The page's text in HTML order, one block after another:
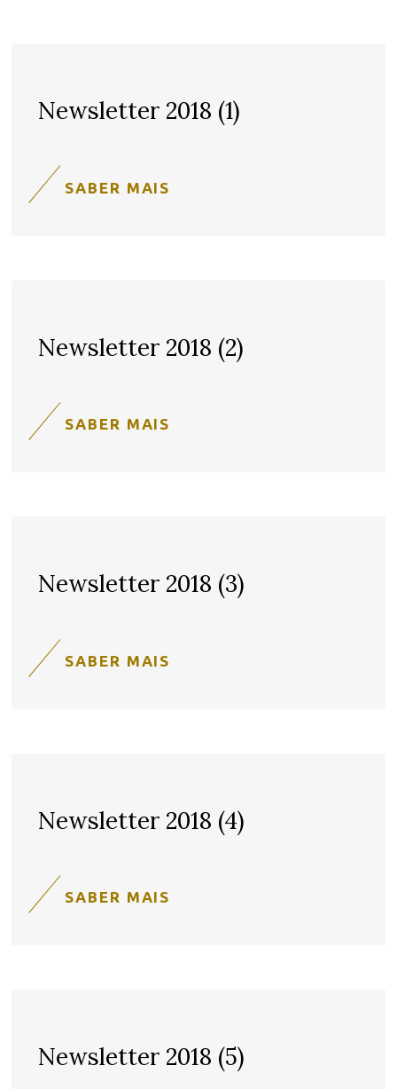
Newsletter 2018 (1)
SABER MAIS
Newsletter 2018 (2)
SABER MAIS
Newsletter 2018 (3)
SABER MAIS
Newsletter 2018 (4)
SABER MAIS
Newsletter 2018 (5)